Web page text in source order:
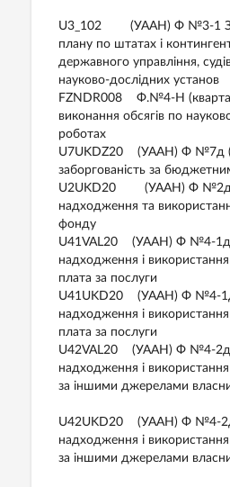
U3_102 (УААН) Ф №3-1
плану по штатах і
державного управління,
науково-дослідних
FZNDR008 Ф.№4-Н
виконання обсягів по
U7UKDZ20 (УААН) Ф №7д
заборгованість за
U2UKD20 (УААН) Ф №2д
надходження та
фонду
U41VAL20 (УААН) Ф №4-
надходження і
плата за послуги
U41UKD20 (УААН) Ф №4-1д
надходження і
плата за
U42VAL20 (УААН) Ф №4-
надходження і
за іншими джерелами
U42UKD20 (УААН) Ф №4-2д
надходження і
за іншими джерелами